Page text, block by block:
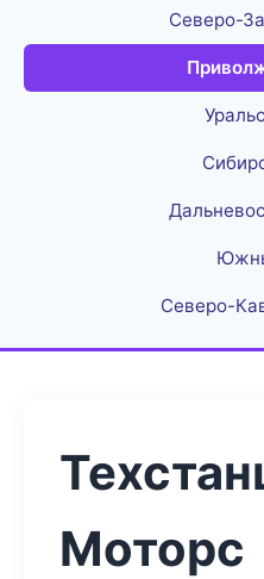
Северо-
Северо-
Моторс